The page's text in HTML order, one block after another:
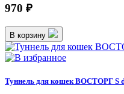
970 ₽
В корзину
Туннель для кошек ВОСТОРГ S